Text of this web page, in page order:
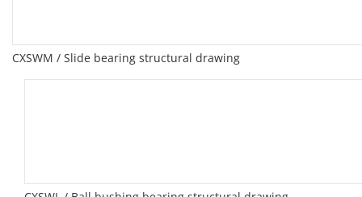
CXSWM / Slide bearing structural drawing